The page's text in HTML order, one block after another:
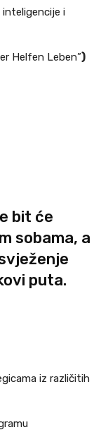
i
Helfen Leben”)
bit će
sobama, a
puta.
iz različitih